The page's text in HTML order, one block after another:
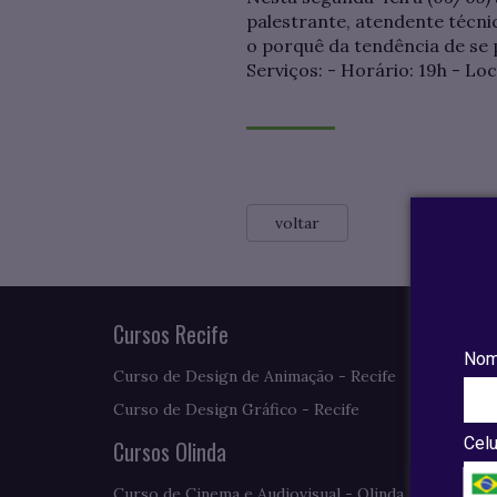
palestrante, atendente
o porquê da tendência de
Serviços: - Horário: 19h -
voltar
Cursos Recife
Curso de Design de Animação - Recife
Curso de Design Gráfico - Recife
Cursos Olinda